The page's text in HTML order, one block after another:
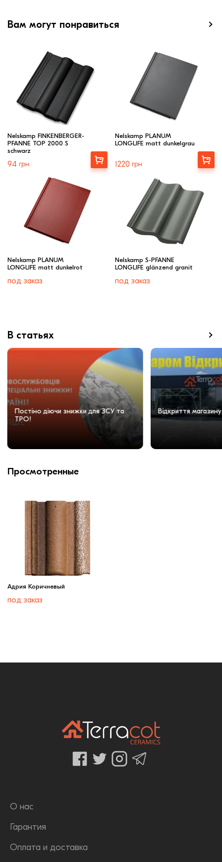
Вам могут понравиться
Nelskamp FINKENBERGER-
PFANNE TOP 2000 S
schwarz
94 грн
Выбрать
Nelskamp PLANUM
LONGLIFE matt dunkelgrau
1220 грн
Выбрать
Nelskamp PLANUM
LONGLIFE matt dunkelrot
под заказ
Nelskamp S-PFANNE
LONGLIFE glänzend granit
под заказ
В статьях
Постіно діючи знижки для ЗСУ та
ТРО!
Відкриття магазину
Просмотренные
Адрия Коричневый
под заказ
О нас
Гарантия
Оплата и доставка